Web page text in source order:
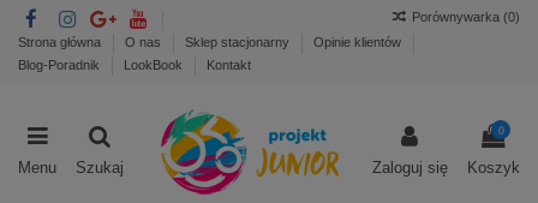
Strona główna O nas Sklep stacjonarny
Opinie klientów
Blog-Poradnik
LookBook Kontakt
Porównywarka (0)
Menu Szukaj Zaloguj się
0
Koszyk